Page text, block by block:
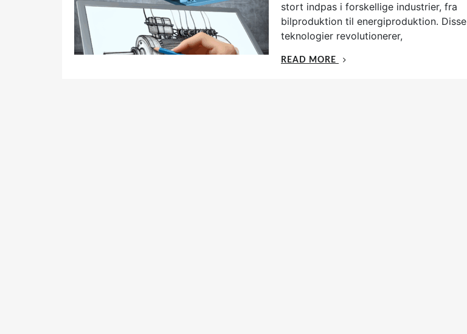
e
d
o
stort indpas i forskellige industrier, fra
bilproduktion til energiproduktion. Disse
teknologier revolutionerer,
READ MORE